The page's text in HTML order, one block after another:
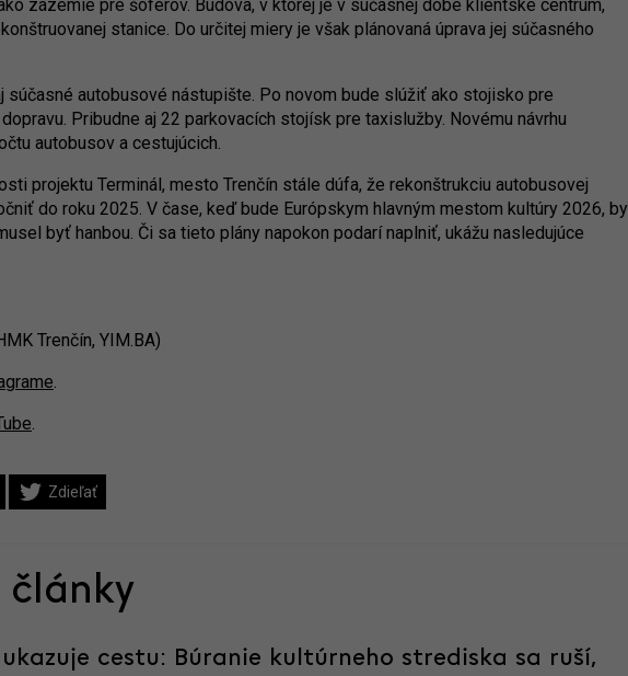
zázemie pre šoférov. Budova, v ktorej je v súčasnej dobe klientske centrum,
stanice. Do určitej miery je však plánovaná úprava jej súčasného
súčasné autobusové nástupište. Po novom bude slúžiť ako stojisko pre
Pribudne aj 22 parkovacích stojísk pre taxislužby. Novému návrhu
autobusov a cestujúcich.
projektu Terminál, mesto Trenčín stále dúfa, že rekonštrukciu autobusovej
do roku 2025. V čase, keď bude Európskym hlavným mestom kultúry 2026, by
byť hanbou. Či sa tieto plány napokon podarí naplniť, ukážu nasledujúce
Trenčín, YIM.BA)
.
.
Zdieľať
články
cestu: Búranie kultúrneho strediska sa ruší,